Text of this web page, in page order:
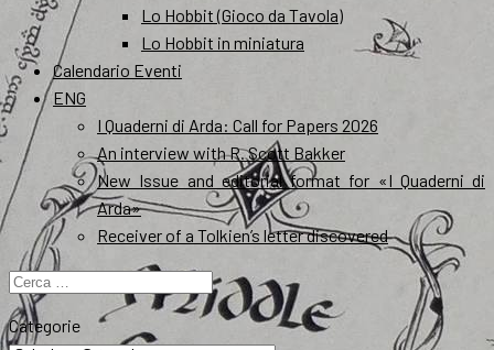
Lo Hobbit (Gioco da Tavola)
Lo Hobbit in miniatura
Calendario Eventi
ENG
I Quaderni di Arda: Call for Papers 2026
An interview with R. Scott Bakker
New Issue and editorial format for «I Quaderni di
Arda»
Receiver of a Tolkien’s letter discovered
Ricerca
per:
Categorie